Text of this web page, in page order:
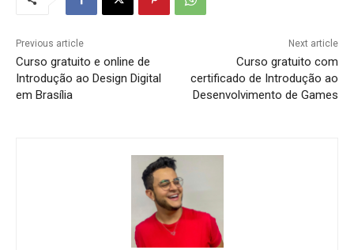
Previous article
Curso gratuito e online de
Introdução ao Design Digital
em Brasília
Next article
Curso gratuito com
certificado de Introdução ao
Desenvolvimento de Games